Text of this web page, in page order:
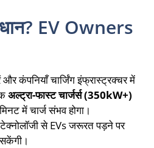
EV Owners
कंपनियाँ चार्जिंग इंफ्रास्ट्रक्चर में
अल्ट्रा-फास्ट चार्जर्स (350kW+)
में चार्ज संभव होगा।
से EVs जरूरत पड़ने पर